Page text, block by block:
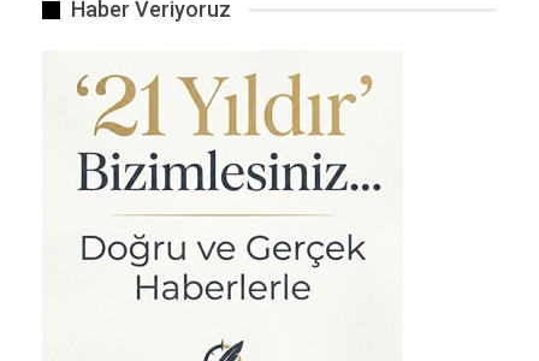
Beylikdüzü’nde dün akşam saatlerinde 2 genç kızın…
Haber Veriyoruz